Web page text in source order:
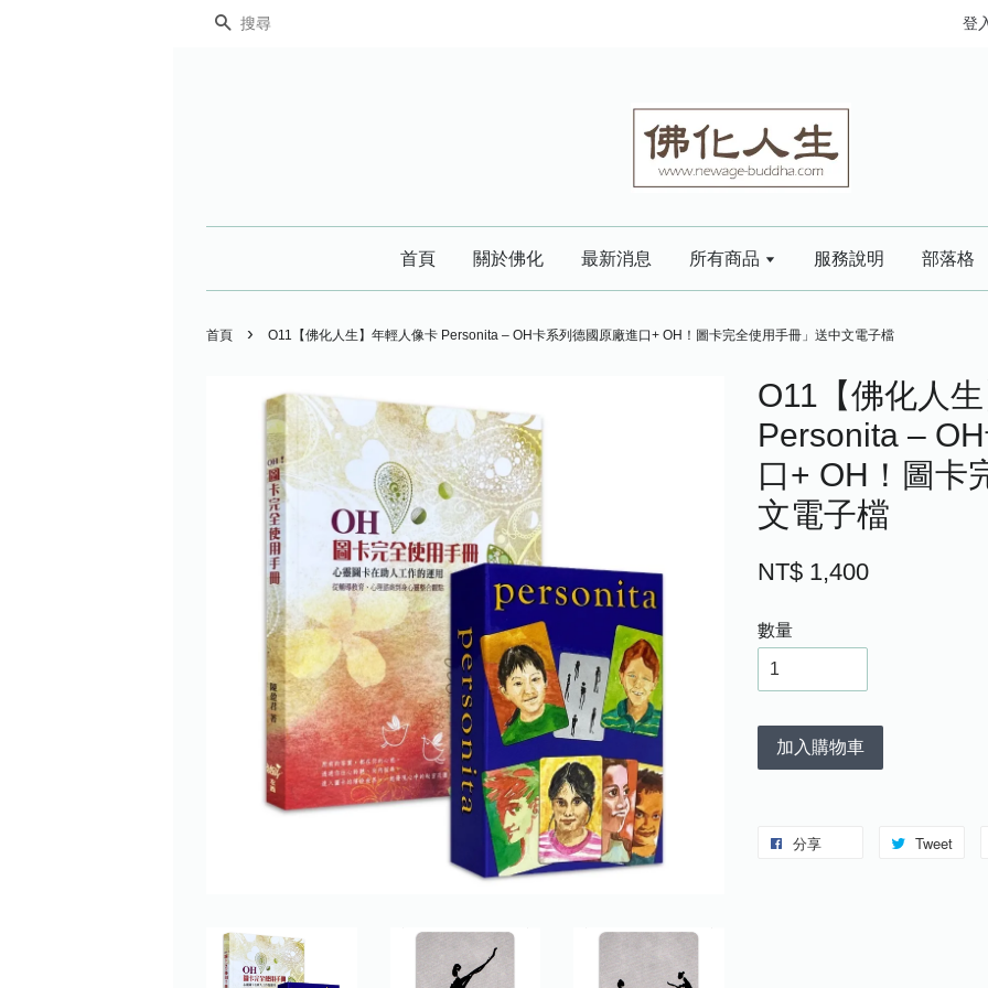
搜尋 登
首頁 關於佛化 最新消息 所有商品 服務說明 部落格
首頁 › O11【佛化人生】年輕人像卡 Personita – OH卡系列德國原廠進口+ OH！圖卡完全使用手冊」送中文電子檔
O11【佛化人
Personita –
口+ OH！圖卡
文電子檔
NT$ 1,400
數量
加入購物車
分享 Tweet